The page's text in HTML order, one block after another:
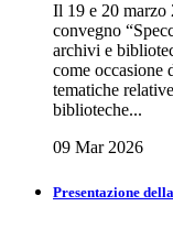
Il 19 e 20 marzo
convegno
archivi e
come occasione
tematiche
biblioteche...
09 Mar 2026
Presentazione